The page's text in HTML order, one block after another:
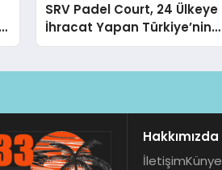
SRV Padel Court, 24 Ülkeye
İhracat Yapan Türkiye’nin
Padel Kortu Üretim Gücü
Hakkımızda
İletişimKünye